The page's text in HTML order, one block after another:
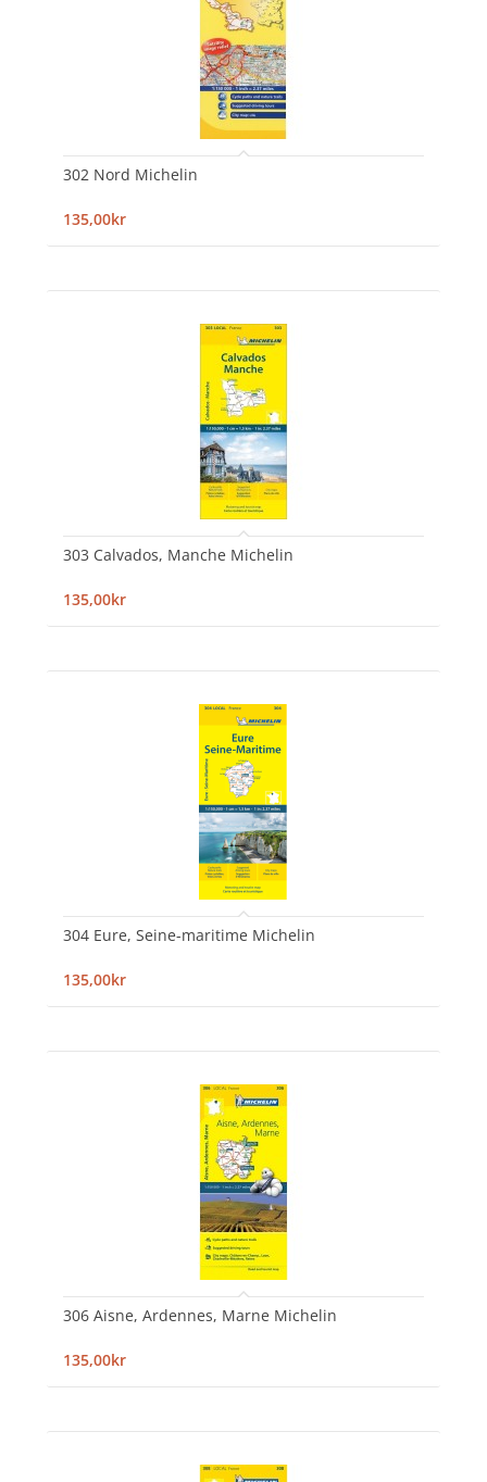
302 Nord Michelin
135,00kr
303 Calvados, Manche Michelin
135,00kr
304 Eure, Seine-maritime Michelin
135,00kr
306 Aisne, Ardennes, Marne Michelin
135,00kr